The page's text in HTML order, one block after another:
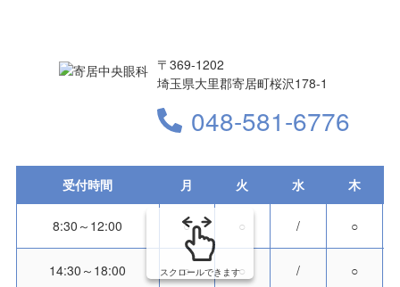
〒369-1202
埼玉県大里郡寄居町桜沢178-1
048-581-6776
受付時間 月 火 水 木
8:30～12:00 ○ ○ / ○
14:30～18:00 ○ ○ / ○
スクロールできます